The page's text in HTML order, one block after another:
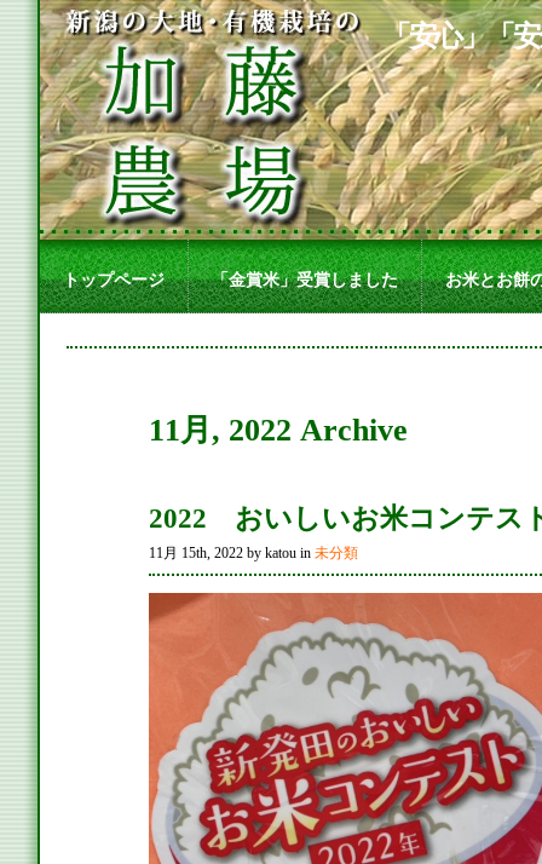
「安心」「
トップページ 「金賞米」受賞しました お米とお餅
11月, 2022 Archive
2022 おいしいお米コンテス
11月 15th, 2022 by katou in 未分類